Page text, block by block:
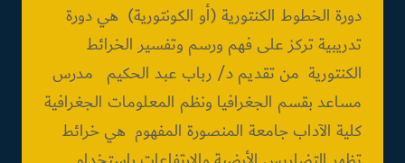
دورة الخطوط الكنتورية (أو الكونتورية) هي دورة
تدريبية تركز على فهم ورسم وتفسير الخرائط
الكنتورية من تقديم د/ رباب عبد الحكيم مدرس
مساعد بقسم الجغرافيا ونظم المعلومات الجغرافية
كلية الآداب جامعة المنصورة المفهوم هي خرائط